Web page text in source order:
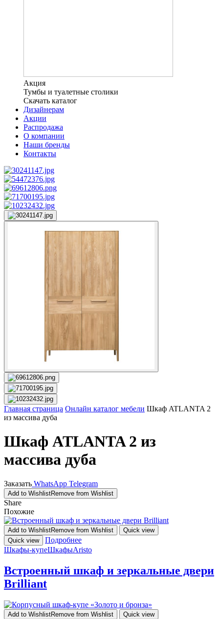
Акция
Тумбы и туалетные столики
Скачать каталог
Дизайнерам
Акции
Распродажа
О компании
Наши бренды
Контакты
Главная страница Онлайн каталог мебели Шкаф ATLANTA 2
из массива дуба
Шкаф ATLANTA 2 из
массива дуба
Заказать WhatsApp Telegram
Add to WishlistRemove from Wishlist
Share
Похожие
Add to WishlistRemove from Wishlist
Quick view
Quick view
Подробнее
Шкафы-купеШкафыAristo
Встроенный шкаф и зеркальные двери
Brilliant
Add to WishlistRemove from Wishlist
Quick view